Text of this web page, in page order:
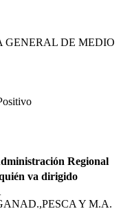
GENERAL DE MEDIO
Regional
va dirigido
Y M.A.